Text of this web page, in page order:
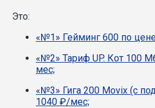
Это:
«№1» Гейминг 600 по
«№2» Тариф UP. Кот 100
мес;
«№3» Гига 200 Movix (с
1040 ₽/мес;